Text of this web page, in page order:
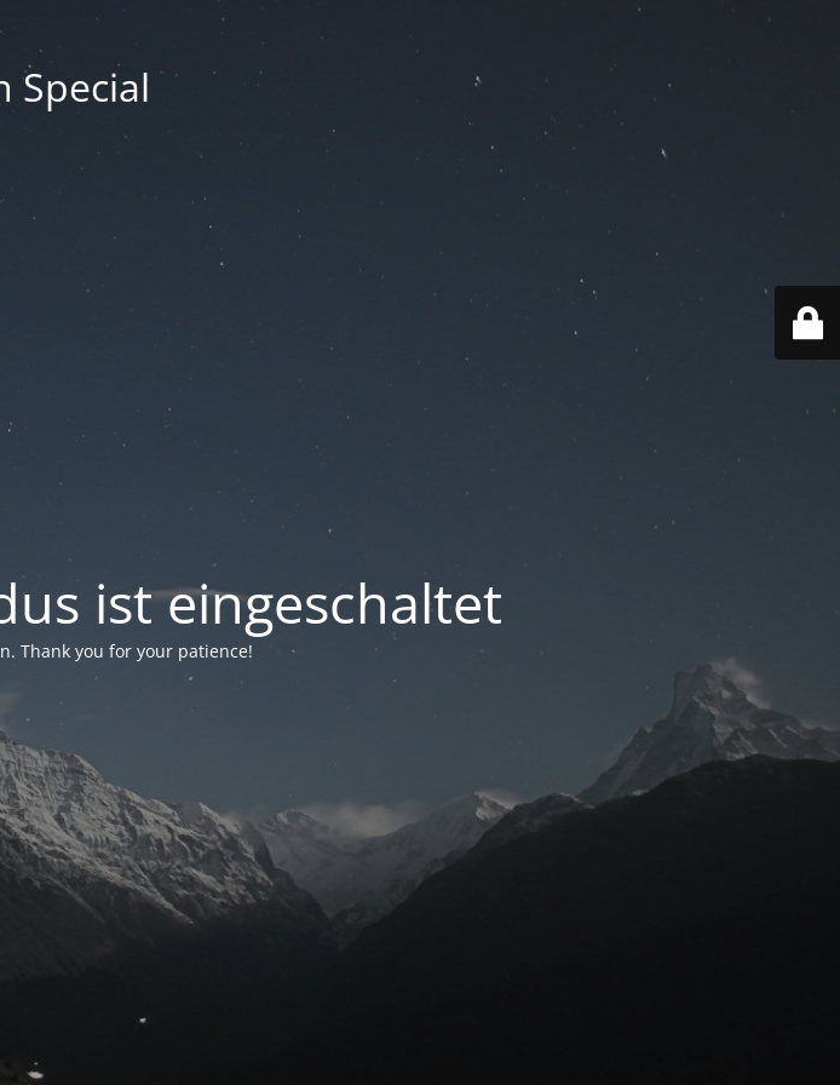
Special
ist eingeschaltet
Thank you for your patience!